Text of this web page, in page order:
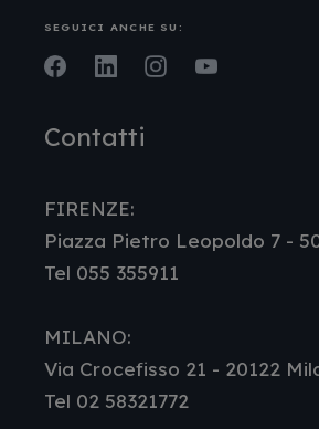
SEGUICI ANCHE SU:
Facebook
LinkedInInstagram
Contatti
FIRENZE:
Piazza Pietro Leopoldo 7 -
Tel 055 355911
MILANO:
Via Crocefisso 21 - 20122
Tel 02 58321772